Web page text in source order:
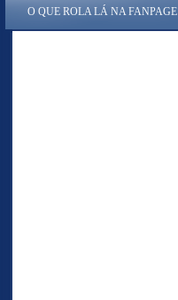
O QUE ROLA LÁ NA FANPAGE